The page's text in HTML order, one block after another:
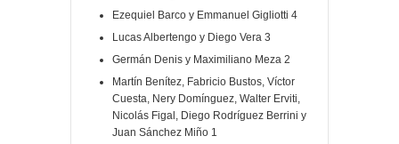
Ezequiel Barco y Emmanuel Gigliotti 4
Lucas Albertengo y Diego Vera 3
Germán Denis y Maximiliano Meza 2
Martín Benítez, Fabricio Bustos, Víctor
Cuesta, Nery Domínguez, Walter Erviti,
Nicolás Figal, Diego Rodríguez Berrini y
Juan Sánchez Miño 1